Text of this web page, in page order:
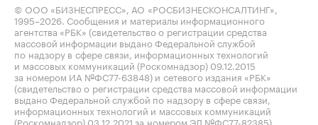
© ООО «БИЗНЕСПРЕСС», АО «РОСБИЗНЕСКОНСАЛТИНГ»,
1995–2026 . Сообщения и материалы информационного
агентства «РБК» (свидетельство о регистрации средства
массовой информации выдано Федеральной службой
по надзору в сфере связи, информационных технологий
и массовых коммуникаций (Роскомнадзор) 09.12.2015
за номером ИА №ФС77-63848) и сетевого издания «РБК»
(свидетельство о регистрации средства массовой информации
выдано Федеральной службой по надзору в сфере связи,
информационных технологий и массовых коммуникаций
(Роскомнадзор) 03.12.2021 за номером ЭЛ №ФС77-82385)